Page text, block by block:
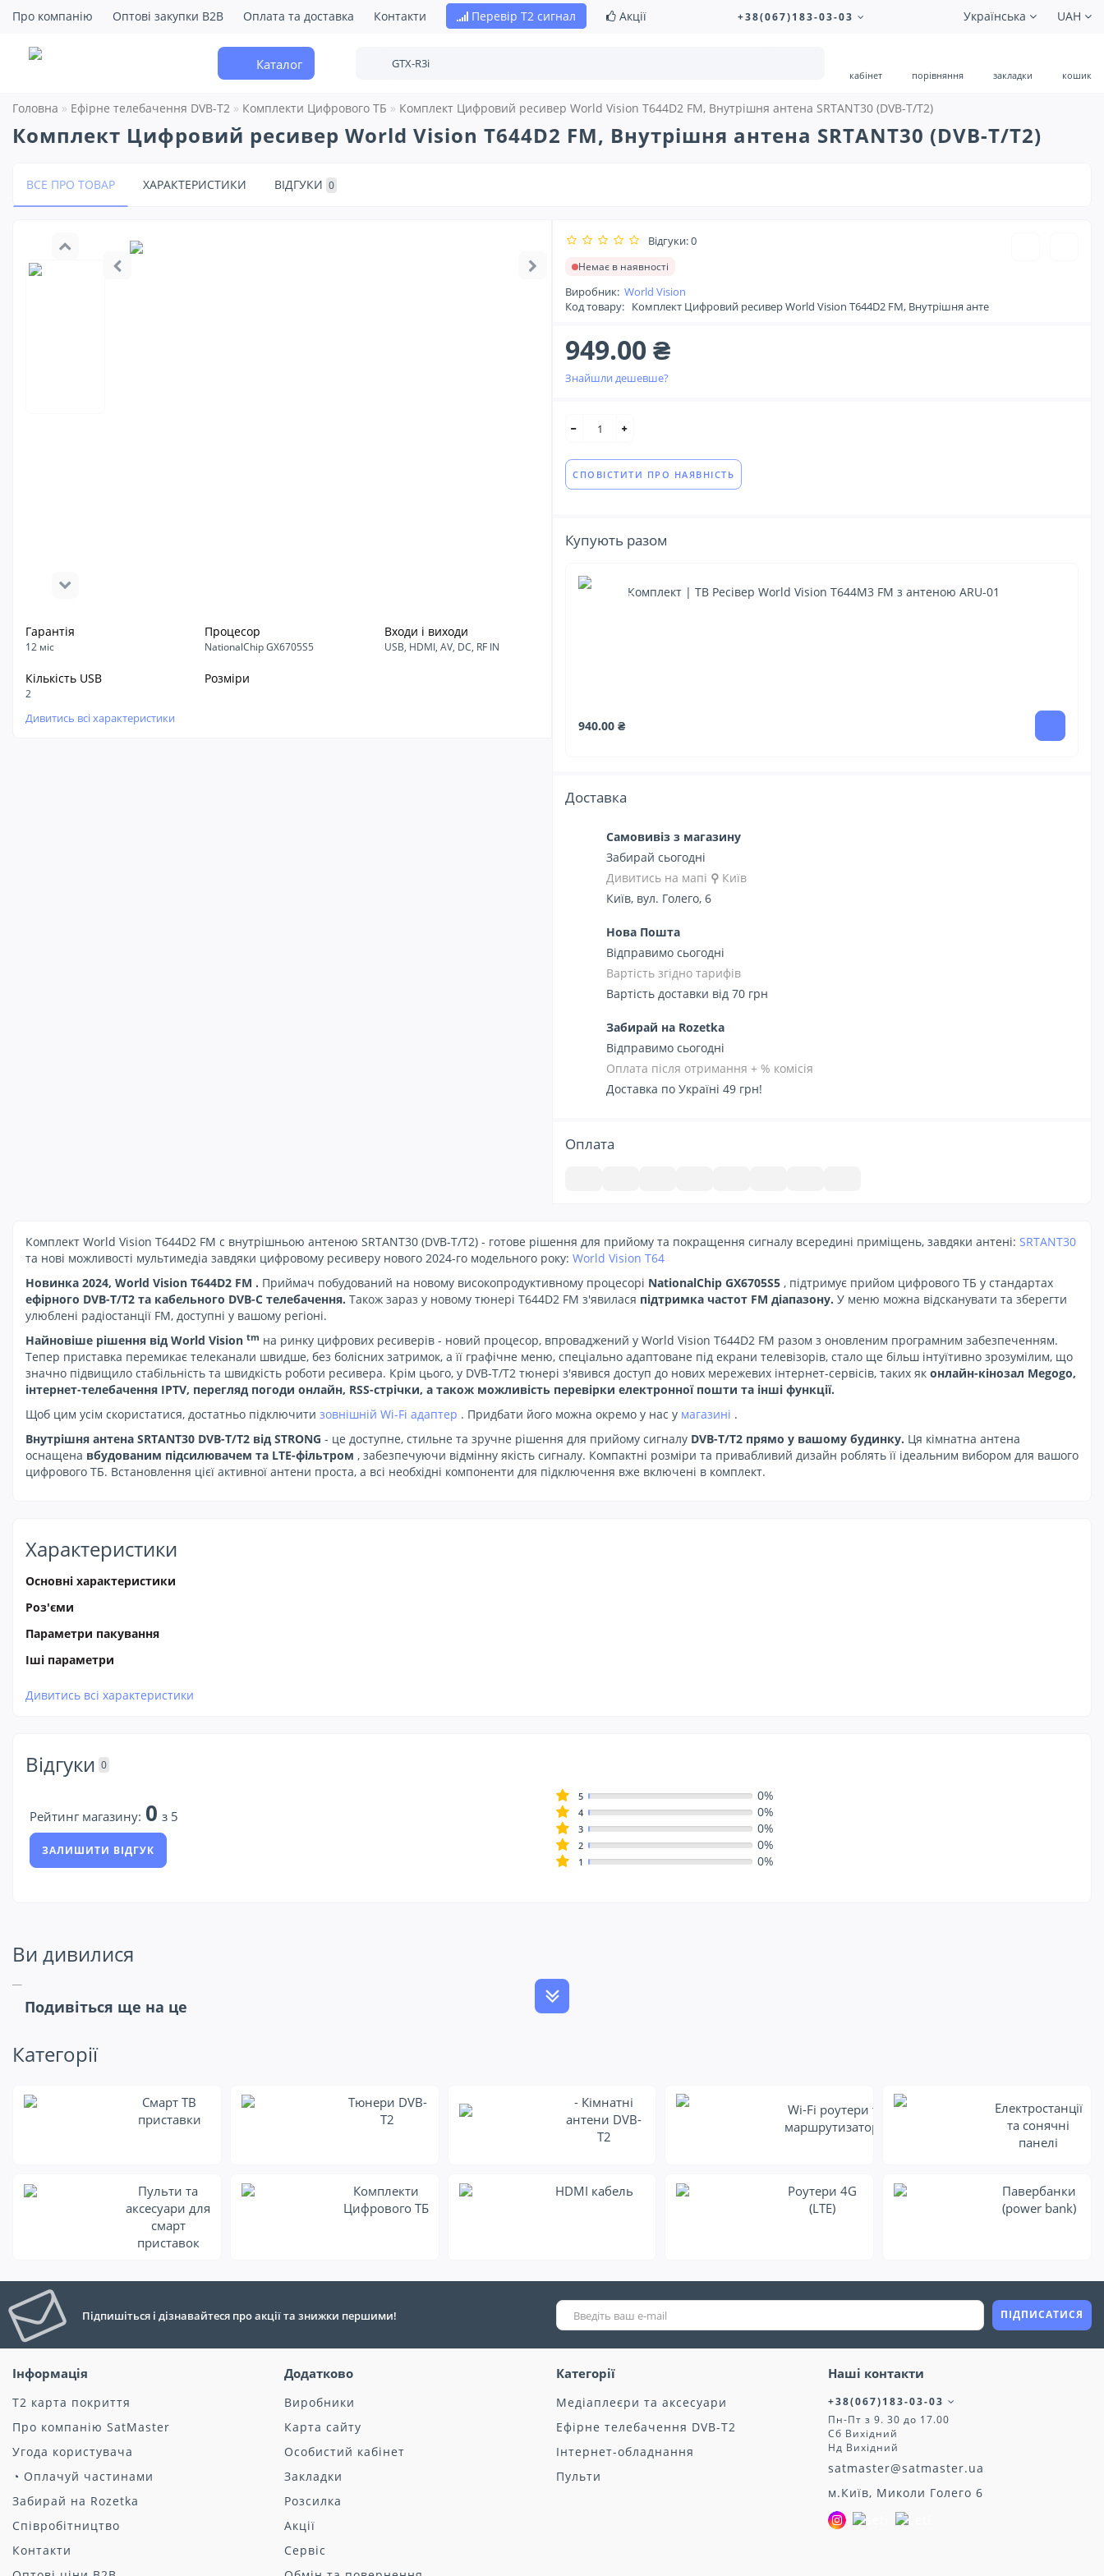
Про компанію Оптові закупки B2B Оплата та доставка Контакти Перевір Т2 сигнал Акції +38(067)183-03-03 UAH
Українська
Каталог
кабінет порівняння закладки кошик
Головна Ефірне телебачення DVB-T2 Комплекти Цифрового ТБ Комплект Цифровий ресивер World Vision T644D2 FM, Внутрішня антена SRTANT30 (DVB-T/T2)
Комплект Цифровий ресивер World Vision T644D2 FM, Внутрішня антена SRTANT30 (DVB-T/T2)
ВСЕ ПРО ТОВАР ХАРАКТЕРИСТИКИ ВІДГУКИ 0
Гарантія
12 міс
Процесор
NationalChip GX6705S5
Входи і виходи
USB, HDMI, AV, DC, RF IN
Кількість USB
2
Розміри
Дивитись всі характеристики
Відгуки: 0
Немає в наявності
Виробник: World Vision
Код товару: Комплект Цифровий ресивер World Vision T644D2 FM, Внутрішня анте
949.00 ₴
Знайшли дешевше?
СПОВІСТИТИ ПРО НАЯВНІСТЬ
Купують разом
Комплект | ТВ Ресівер World Vision T644M3 FM з антеною ARU-01
940.00 ₴
Доставка
Самовивіз з магазину
Забирай сьогодні
Дивитись на мапі ⚲ Київ
Київ, вул. Голего, 6
Нова Пошта
Відправимо сьогодні
Вартість згідно тарифів
Вартість доставки від 70 грн
Забирай на Rozetka
Відправимо сьогодні
Оплата після отримання + % комісія
Доставка по Україні 49 грн!
Оплата
Комплект World Vision T644D2 FM c внутрішньою антеною SRTANT30 (DVB-T/T2) - готове рішення для прийому та покращення сигналу всередині приміщень, завдяки антені: SRTANT30
та нові можливості мультимедіа завдяки цифровому ресиверу нового 2024-го модельного року: World Vision T64
Новинка 2024, World Vision T644D2 FM . Приймач побудований на новому високопродуктивному процесорі NationalChip GX6705S5 , підтримує прийом цифрового ТБ у стандартах
ефірного DVB-T/T2 та кабельного DVB-C телебачення. Також зараз у новому тюнері T644D2 FM з'явилася підтримка частот FM діапазону. У меню можна відсканувати та зберегти
улюблені радіостанції FM, доступні у вашому регіоні.
Найновіше рішення від World Vision tm на ринку цифрових ресиверів - новий процесор, впроваджений у World Vision T644D2 FM разом з оновленим програмним забезпеченням.
Тепер приставка перемикає телеканали швидше, без болісних затримок, а її графічне меню, спеціально адаптоване під екрани телевізорів, стало ще більш інтуїтивно зрозумілим, що
значно підвищило стабільність та швидкість роботи ресивера. Крім цього, у DVB-T/T2 тюнері з'явився доступ до нових мережевих інтернет-сервісів, таких як онлайн-кінозал Megogo,
інтернет-телебачення IPTV, перегляд погоди онлайн, RSS-стрічки, а також можливість перевірки електронної пошти та інші функції.
Щоб цим усім скористатися, достатньо підключити зовнішній Wi-Fi адаптер . Придбати його можна окремо у нас у магазині .
Внутрішня антена SRTANT30 DVB-T/T2 від STRONG - це доступне, стильне та зручне рішення для прийому сигналу DVB-T/T2 прямо у вашому будинку. Ця кімнатна антена
оснащена вбудованим підсилювачем та LTE-фільтром , забезпечуючи відмінну якість сигналу. Компактні розміри та привабливий дизайн роблять її ідеальним вибором для вашого
цифрового ТБ. Встановлення цієї активної антени проста, а всі необхідні компоненти для підключення вже включені в комплект.
Характеристики
Основні характеристики
Роз'єми
Параметри пакування
Іші параметри
Дивитись всі характеристики
Відгуки 0
Рейтинг магазину: 0 з 5
ЗАЛИШИТИ ВІДГУК
5 0%
4 0%
3 0%
2 0%
1 0%
Ви дивилися
Подивіться ще на це
Категорії
Смарт ТВ
приставки
Тюнери DVB-
T2
- Кімнатні
антени DVB-
T2
Wi-Fi роутери та
маршрутизатори
Електростанції
та сонячні
панелі
Пульти та
аксесуари для
смарт
приставок
Комплекти
Цифрового ТБ
HDMI кабель
Роутери 4G
(LTE)
Павербанки
(power bank)
Підпишіться і дізнавайтеся про акції та знижки першими! ПІДПИСАТИСЯ
Інформація
Т2 карта покриття
Про компанію SatMaster
Угода користувача
◔ Оплачуй частинами
Забирай на Rozetka
Співробітництво
Контакти
Додатково
Виробники
Карта сайту
Особистий кабінет
Закладки
Розсилка
Акції
Сервіс
Категорії
Медіаплеєри та аксесуари
Ефірне телебачення DVB-T2
Інтернет-обладнання
Пульти
Наші контакти
+38(067)183-03-03
Пн-Пт з 9. 30 до 17.00
Сб Вихідний
Нд Вихідний
satmaster@satmaster.ua
м.Київ, Миколи Голего 6